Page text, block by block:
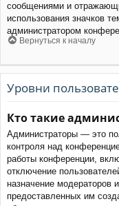
сообщениями и
использования значков
администратором
Вернуться к началу
Уровни
Кто такие
Администраторы — это
контроля над
работы конференции,
отключение
назначение модераторов
предоставленных им